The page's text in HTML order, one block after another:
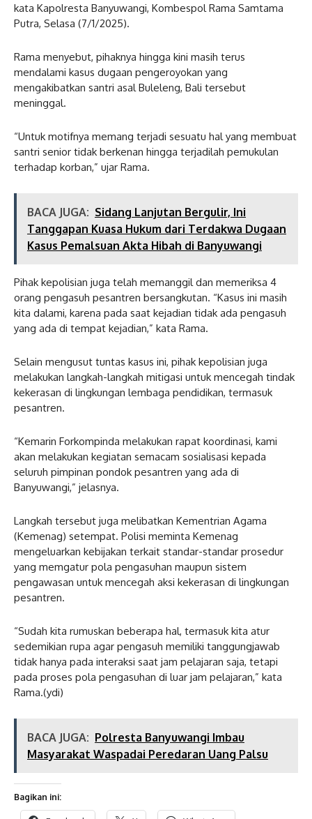
kata Kapolresta Banyuwangi, Kombespol Rama Samtama
Putra, Selasa (7/1/2025).
Rama menyebut, pihaknya hingga kini masih terus
mendalami kasus dugaan pengeroyokan yang
mengakibatkan santri asal Buleleng, Bali tersebut
meninggal.
“Untuk motifnya memang terjadi sesuatu hal yang membuat
santri senior tidak berkenan hingga terjadilah pemukulan
terhadap korban,” ujar Rama.
BACA JUGA: Sidang Lanjutan Bergulir, Ini
Tanggapan Kuasa Hukum dari Terdakwa Dugaan
Kasus Pemalsuan Akta Hibah di Banyuwangi
Pihak kepolisian juga telah memanggil dan memeriksa 4
orang pengasuh pesantren bersangkutan. “Kasus ini masih
kita dalami, karena pada saat kejadian tidak ada pengasuh
yang ada di tempat kejadian,” kata Rama.
Selain mengusut tuntas kasus ini, pihak kepolisian juga
melakukan langkah-langkah mitigasi untuk mencegah tindak
kekerasan di lingkungan lembaga pendidikan, termasuk
pesantren.
“Kemarin Forkompinda melakukan rapat koordinasi, kami
akan melakukan kegiatan semacam sosialisasi kepada
seluruh pimpinan pondok pesantren yang ada di
Banyuwangi,” jelasnya.
Langkah tersebut juga melibatkan Kementrian Agama
(Kemenag) setempat. Polisi meminta Kemenag
mengeluarkan kebijakan terkait standar-standar prosedur
yang memgatur pola pengasuhan maupun sistem
pengawasan untuk mencegah aksi kekerasan di lingkungan
pesantren.
“Sudah kita rumuskan beberapa hal, termasuk kita atur
sedemikian rupa agar pengasuh memiliki tanggungjawab
tidak hanya pada interaksi saat jam pelajaran saja, tetapi
pada proses pola pengasuhan di luar jam pelajaran,” kata
Rama.(ydi)
BACA JUGA: Polresta Banyuwangi Imbau
Masyarakat Waspadai Peredaran Uang Palsu
Bagikan ini: